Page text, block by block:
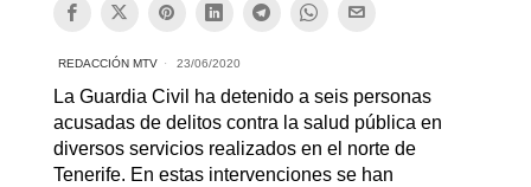
REDACCIÓN MTV 23/06/2020
La Guardia Civil ha detenido a seis personas
acusadas de delitos contra la salud pública en
diversos servicios realizados en el norte de
Tenerife. En estas intervenciones se han